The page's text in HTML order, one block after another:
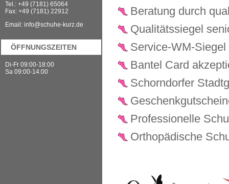
Tel.: +49 (7181) 65064
Fax: +49 (7181) 22912
Email: info@schuhe-kurz.de
ÖFFNUNGSZEITEN
Di-Fr 09:00-18:00
Sa 09:00-14:00
Beratung durch
Qualitätssiegel
Service-WM-Siegel
Bantel Card
Schorndorfer
Professionelle
Orthopädische